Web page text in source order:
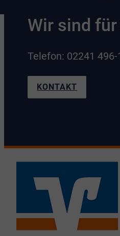
Wir sind für
Telefon: 02241
KONTAKT